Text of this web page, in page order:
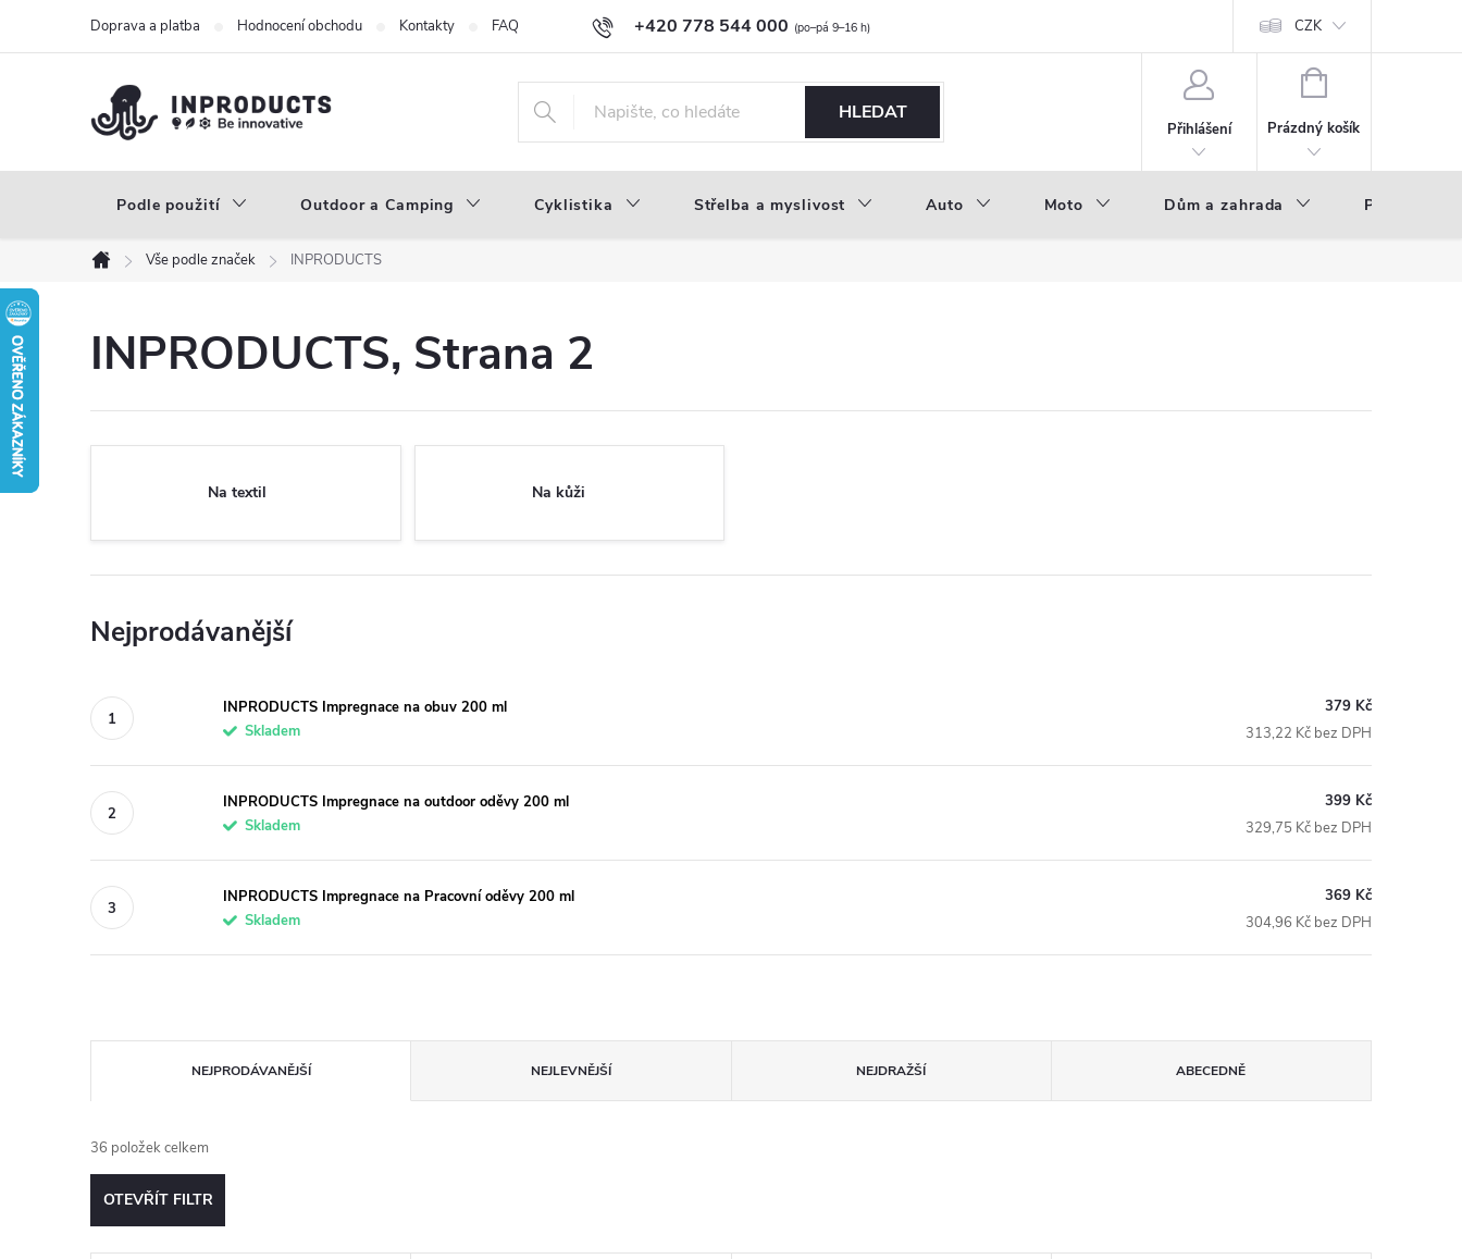
+420 778 544 000
info@inproducts.cz
Doprava a platba Hodnocení obchodu Kontakty FAQ Novinky Náš příběh Průvodce materiály CZK
HLEDAT
Přihlášení
NÁKUPNÍ
Prázdný košík
Podle použití Outdoor a Camping Cyklistika Střelba a myslivost Auto Moto Dům a zahrada
Domů
Vše podle značek INPRODUCTS
INPRODUCTS, Strana 2
Na textil Na kůži
Nejprodávanější
INPRODUCTS Impregnace na obuv 200 ml
Skladem
379 Kč
313,22 Kč bez DPH
INPRODUCTS Impregnace na outdoor oděvy 200 ml
Skladem
399 Kč
329,75 Kč bez DPH
INPRODUCTS Impregnace na Pracovní oděvy 200 ml
Skladem
369 Kč
304,96 Kč bez DPH
a
z
e
NEJPRODÁVANĚJŠÍ NEJLEVNĚJŠÍ NEJDRAŽŠÍ ABECEDNĚ
36 položek celkem
OTEVŘÍT FILTR